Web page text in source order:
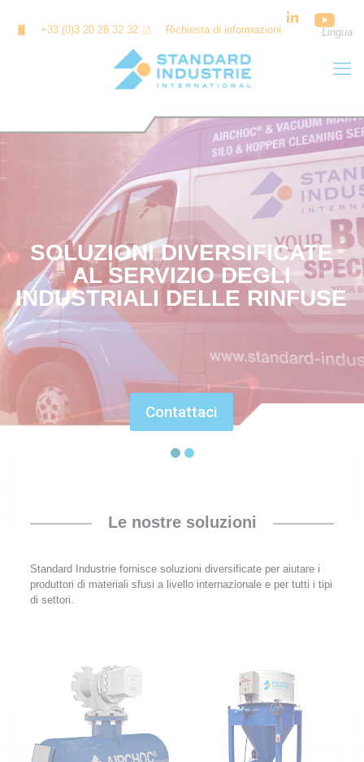
+33 (0)3 20 28 32 32 Richiesta di informazioni Lingua
Contattaci
SOLUZIONI DIVERSIFICATE
AL SERVIZIO DEGLI
INDUSTRIALI DELLE RINFUSE
Le nostre soluzioni
Standard Industrie fornisce soluzioni diversificate per aiutare i
produttori di materiali sfusi a livello internazionale e per tutti i tipi
di settori.